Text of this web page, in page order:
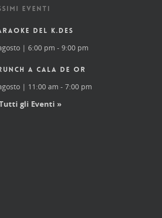
EVENTI
DEL K.DES
| 6:00 pm -9:00 pm
A CALA DE OR
| 11:00 am -7:00 pm
gli Eventi »